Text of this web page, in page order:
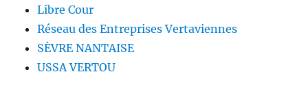
Libre Cour
Réseau des Entreprises Vertaviennes
SÈVRE NANTAISE
USSA VERTOU